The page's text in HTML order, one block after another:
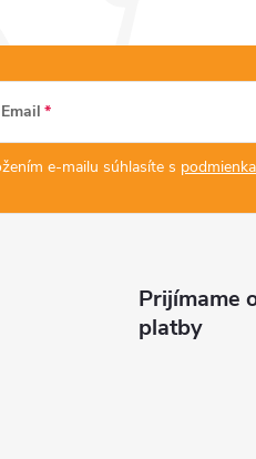
Email
e-mailu súhlasíte s
Prijímame
platby